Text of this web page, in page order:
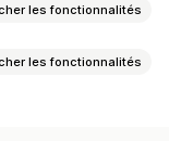
les fonctionnalités
les fonctionnalités